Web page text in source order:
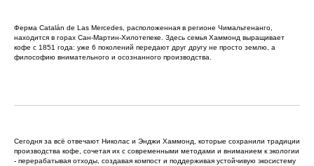
Ферма Catalán de Las Mercedes, расположенная в регионе Чимальтенанго,
находится в горах Сан-Мартин-Хилотепеке. Здесь семья Хаммонд выращивает
кофе с 1851 года: уже 6 поколений передают друг другу не просто землю, а
философию внимательного и осознанного производства.
Сегодня за всё отвечают Николас и Энджи Хаммонд, которые сохранили традиции
производства кофе, сочетая их с современными методами и вниманием к экологии
- перерабатывая отходы, создавая компост и поддерживая устойчивую экосистему